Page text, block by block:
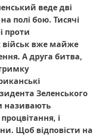
веде дві
полі бою. Тисячі
проти
військ вже майже
А друга битва,
Зеленського
називають
і
Щоб відповісти на